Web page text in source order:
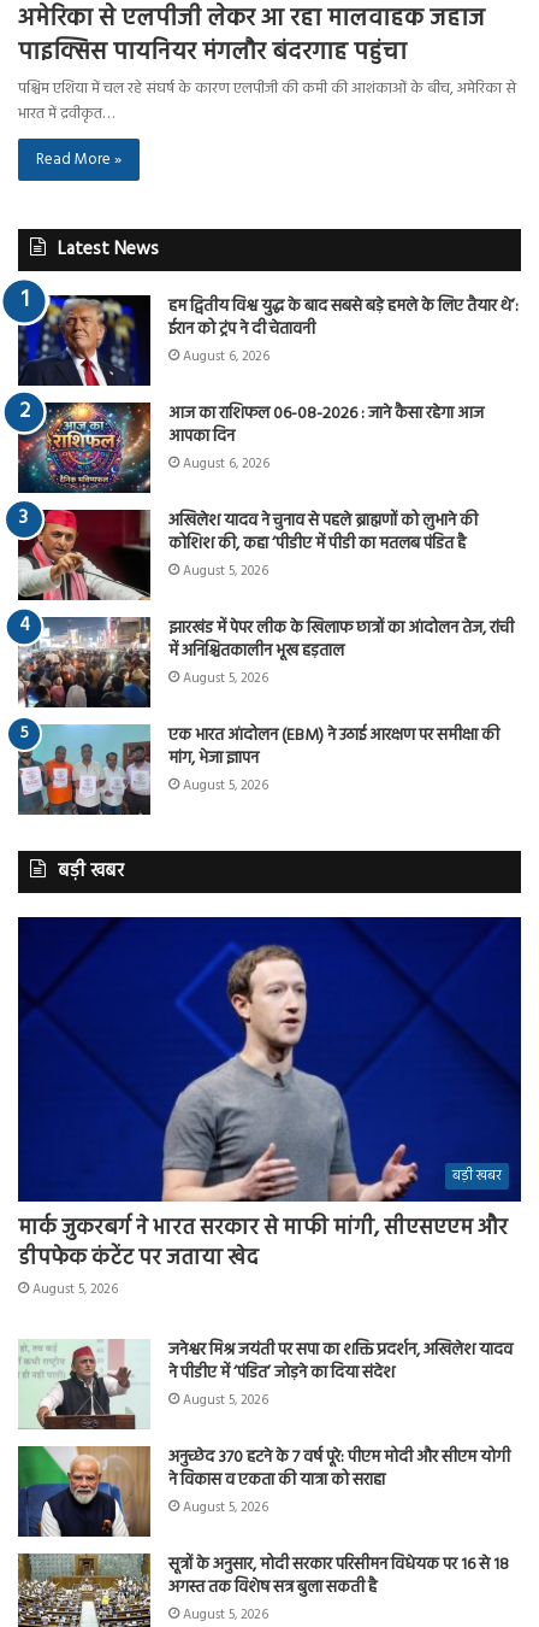
अमेरिका से एलपीजी लेकर आ रहा मालवाहक जहाज
पाइक्सिस पायनियर मंगलौर बंदरगाह पहुंचा
पश्चिम एशिया में चल रहे संघर्ष के कारण एलपीजी की कमी की आशंकाओं के बीच, अमेरिका से
भारत में द्रवीकृत…
Read More »
Latest News
हम द्वितीय विश्व युद्ध के बाद सबसे बड़े हमले के लिए तैयार थे’:
ईरान को ट्रंप ने दी चेतावनी
August 6, 2026
आज का राशिफल 06-08-2026 : जाने कैसा रहेगा आज
आपका दिन
August 6, 2026
अखिलेश यादव ने चुनाव से पहले ब्राह्मणों को लुभाने की
कोशिश की, कहा ‘पीडीए में पीडी का मतलब पंडित है
August 5, 2026
झारखंड में पेपर लीक के खिलाफ छात्रों का आंदोलन तेज, रांची
में अनिश्चितकालीन भूख हड़ताल
August 5, 2026
एक भारत आंदोलन (EBM) ने उठाई आरक्षण पर समीक्षा की
मांग, भेजा ज्ञापन
August 5, 2026
बड़ी खबर
बड़ी खबर
मार्क जुकरबर्ग ने भारत सरकार से माफी मांगी, सीएसएएम और
डीपफेक कंटेंट पर जताया खेद
August 5, 2026
जनेश्वर मिश्र जयंती पर सपा का शक्ति प्रदर्शन, अखिलेश यादव
ने पीडीए में ‘पंडित’ जोड़ने का दिया संदेश
August 5, 2026
अनुच्छेद 370 हटने के 7 वर्ष पूरे: पीएम मोदी और सीएम योगी
ने विकास व एकता की यात्रा को सराहा
August 5, 2026
सूत्रों के अनुसार, मोदी सरकार परिसीमन विधेयक पर 16 से 18
अगस्त तक विशेष सत्र बुला सकती है
August 5, 2026